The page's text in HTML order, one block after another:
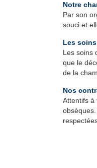
Notre
Par son
souci et
Les soins
Les soins
que le
de la
Nos
Attentifs à